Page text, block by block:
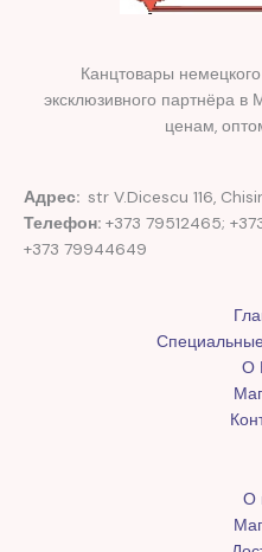
Канцтовары
эксклюзивного партнёра
ценам,
Адрес: str V.Dicescu 116,
Телефон: +373 79512465;
+373 79944649
О
О